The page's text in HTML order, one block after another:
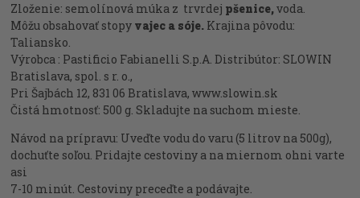
Zloženie: semolínová múka z trvrdej pšenice,voda.
Môžu obsahovať stopy vajec a sóje. Krajina pôvodu:
Taliansko.
Výrobca : Pastificio Fabianelli S.p.A. Distribútor: SLOWIN
Bratislava, spol. s r. o.,
Pri Šajbách 12, 831 06 Bratislava, www.slowin.sk
Čistá hmotnosť: 500 g. Skladujte na suchom mieste.
Návod na prípravu: Uveďte vodu do varu (5 litrov na 500g),
dochuťte soľou. Pridajte cestoviny a na miernom ohni varte
asi
7-10 minút. Cestoviny preceďte a podávajte.